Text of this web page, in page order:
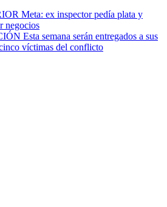
Meta: ex inspector pedía plata y
negocios
Esta semana serán entregados a sus
víctimas del conflicto